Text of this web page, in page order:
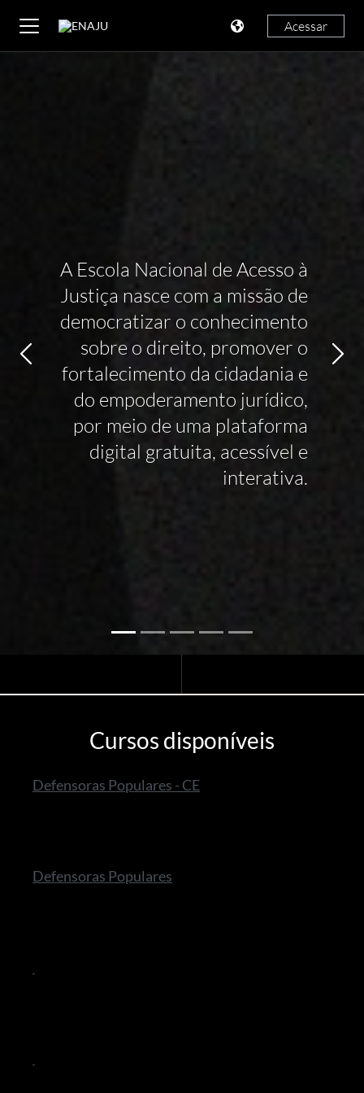
Acessar
A Escola Nacional de Acesso à
Justiça nasce com a missão de
democratizar o conhecimento
sobre o direito, promover o
fortalecimento da cidadania e
do empoderamento jurídico,
por meio de uma plataforma
digital gratuita, acessível e
interativa.
Anterior
Anterior
Anterior
Anterior
Anterior
Cursos disponíveis
Defensoras Populares - CE
Defensoras Populares